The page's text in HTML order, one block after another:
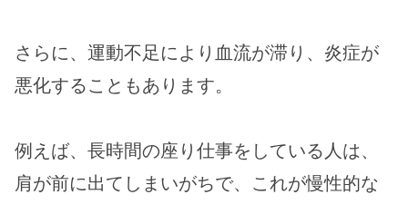
さらに、運動不足により血流が滞り、炎症が
悪化することもあります。
例えば、長時間の座り仕事をしている人は、
肩が前に出てしまいがちで、これが慢性的な